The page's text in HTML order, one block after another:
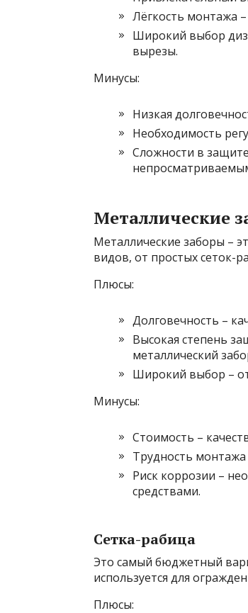
Лёгкость монтажа
Широкий выбор
вырезы.
Минусы:
Низкая
Необходимость
Сложности в
Металлические
Металлические заборы –
видов, от простых сеток-
Плюсы:
Долговечность –
Высокая степень
металлический
Широкий выбор –
Минусы:
Стоимость –
Трудность
Риск коррозии –
средствами.
Сетка-рабица
Это самый бюджетный
используется для
Плюсы: